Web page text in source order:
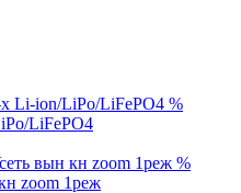
%
LiFePO4
%
zoom 1реж